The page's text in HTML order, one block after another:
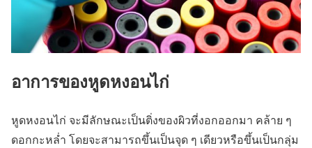
อาการของหูดหงอนไก่
หูดหงอนไก่ จะมีลักษณะเป็นติ่งของผิวที่งอกออกมา คล้าย ๆ
ดอกกะหล่ำ โดยจะสามารถขึ้นเป็นจุด ๆ เดียวหรือขึ้นเป็นกลุ่ม